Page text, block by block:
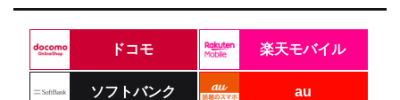
ドコモ 楽天モバイル
ソフトバンク au